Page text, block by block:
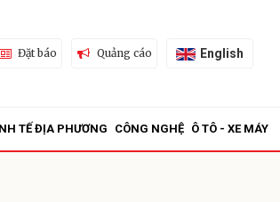
Đặt báo Quảng cáo English
TẾ ĐỊA PHƯƠNG CÔNG NGHỆ Ô TÔ - XE MÁY